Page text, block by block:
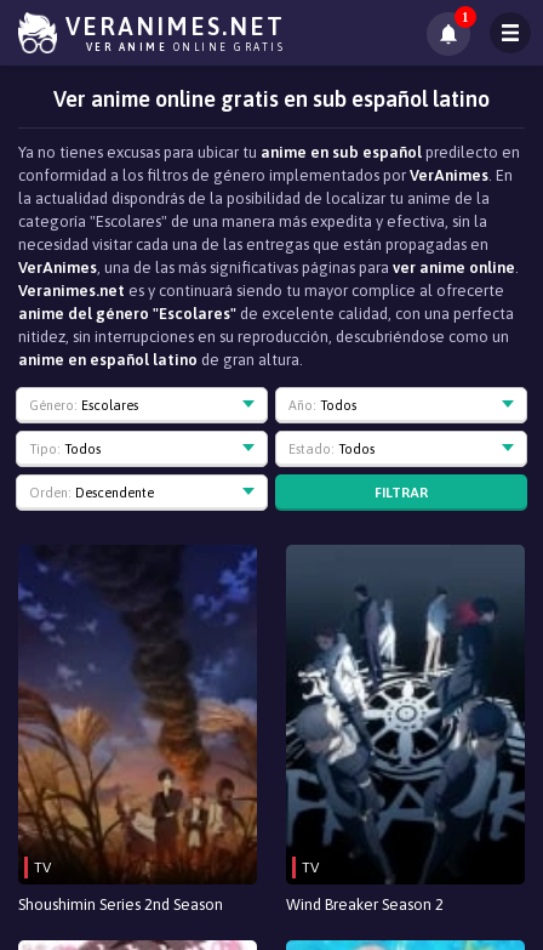
VERANIMES.NET
VER ANIME ONLINE GRATIS
1
Ver anime online gratis en sub español latino
Ya no tienes excusas para ubicar tu anime en sub español predilecto en
conformidad a los filtros de género implementados por VerAnimes. En
la actualidad dispondrás de la posibilidad de localizar tu anime de la
categoría "Escolares" de una manera más expedita y efectiva, sin la
necesidad visitar cada una de las entregas que están propagadas en
VerAnimes, una de las más significativas páginas para ver anime online.
Veranimes.net es y continuará siendo tu mayor complice al ofrecerte
anime del género "Escolares" de excelente calidad, con una perfecta
nitidez, sin interrupciones en su reproducción, descubriéndose como un
anime en español latino de gran altura.
Género: Escolares Año: Todos
Tipo: Todos Estado: Todos
Orden: Descendente FILTRAR
TV
Shoushimin Series 2nd Season
TV
Wind Breaker Season 2